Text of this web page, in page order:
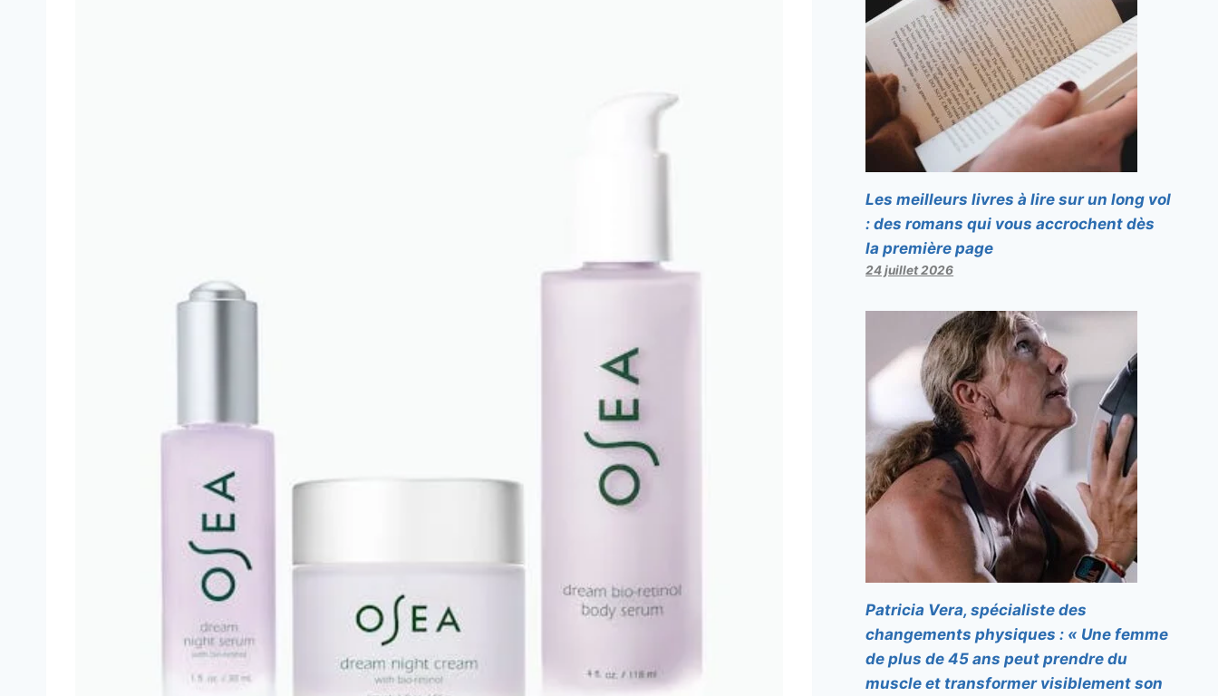
Les meilleurs livres à lire sur un long vol
: des romans qui vous accrochent dès
la première page
24 juillet 2026
Patricia Vera, spécialiste des
changements physiques : « Une femme
de plus de 45 ans peut prendre du
muscle et transformer visiblement son